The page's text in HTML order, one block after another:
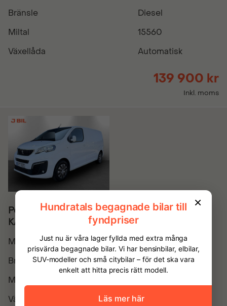
Bränsle
Diesel
Miltal
15560
Växellåda
Automatisk
139 900 kr
Inkl. moms
Peugeot Expert PRO+ 2.0 BHDi 122hk L2 B-
KAMERA DRAG VÄRMARE
Modellår
2019
Bränsle
Diesel
Miltal
Växellåda
Manuell